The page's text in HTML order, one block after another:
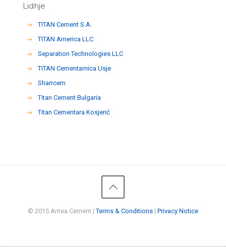
Lidhje
TITAN Cement S.A.
TITAN America LLC
Separation Technologies LLC
ΤΙΤΑΝ Cementarnica Usje
Sharrcem
Titan Cement Bulgaria
Titan Cementara Kosjerić
© 2015 Antea Cement |Terms & Conditions | Privacy Notice